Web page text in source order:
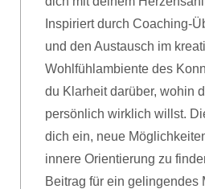
Inspiriert durch Coaching-
und den Austausch im
Wohlfühlambiente des
du Klarheit darüber, wohin
persönlich wirklich willst.
dich ein, neue
innere Orientierung zu
Beitrag für ein gelingendes